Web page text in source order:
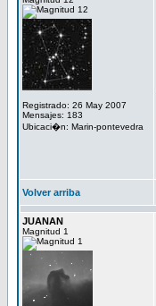
Registrado: 26 May 2007
Mensajes: 183
Ubicaci�n: Marin-pontevedra
Volver arriba
JUANAN
Magnitud 1